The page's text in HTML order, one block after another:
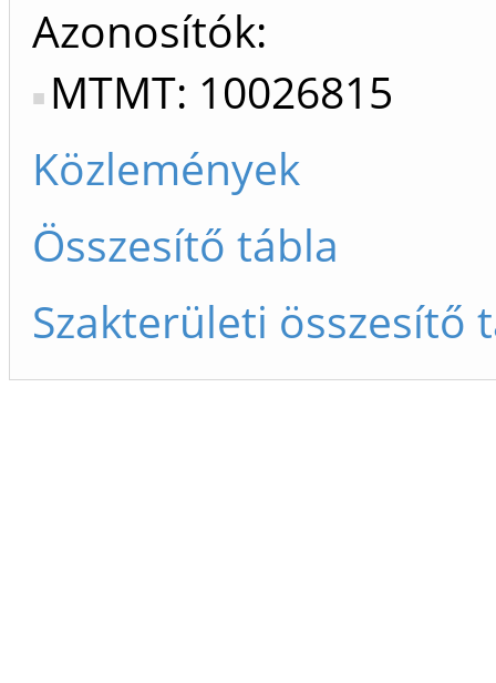
Azonosítók
MTMT: 10026815
Közlemények
Összesítő tábla
Szakterületi összesítő